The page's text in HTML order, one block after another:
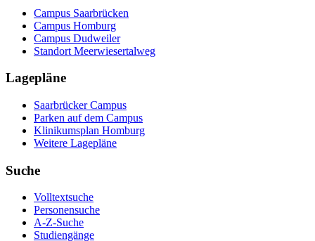
Campus Saarbrücken
Campus Homburg
Campus Dudweiler
Standort Meerwiesertalweg
Lagepläne
Saarbrücker Campus
Parken auf dem Campus
Klinikumsplan Homburg
Weitere Lagepläne
Suche
Volltextsuche
Personensuche
A-Z-Suche
Studiengänge